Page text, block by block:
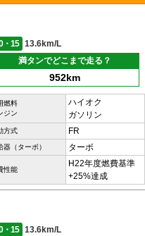
・15
13.6km/L
満タンでどこまで走る？
952km
燃料
ジン
ハイオク
ガソリン
方式 FR
器（ターボ） ターボ
性能
H22年度燃費基準
+25%達成
・15
13.6km/L